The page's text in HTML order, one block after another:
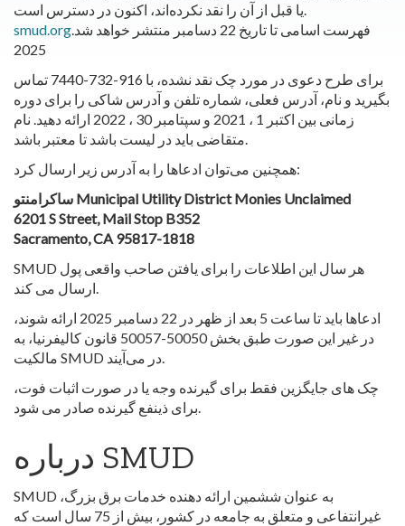
یا قبل از آن را نقد نکرده‌اند، اکنون در دسترس است.
smud.orgفهرست اسامی تا تاریخ 22 دسامبر منتشر خواهد شد.
2025
برای طرح دعوی در مورد چک نقد نشده، با 916-732-7440 تماس
بگیرید و نام، آدرس فعلی، شماره تلفن و آدرس شاکی را برای دوره
زمانی بین اکتبر 1 ، 2021 و سپتامبر 30 ، 2022 ارائه دهید. نام
متقاضی باید در لیست باشد تا معتبر باشد.
همچنین می‌توان ادعاها را به آدرس زیر ارسال کرد:
ساکرامنتو Municipal Utility District Monies Unclaimed
6201 S Street, Mail Stop B352
Sacramento, CA 95817-1818
SMUD هر سال این اطلاعات را برای یافتن صاحب واقعی پول
ارسال می کند.
ادعاها باید تا ساعت 5 بعد از ظهر در 22 دسامبر 2025 ارائه شوند،
در غیر این صورت طبق بخش 50050-50057 قانون کالیفرنیا، به
مالکیت SMUD در می‌آیند.
چک های جایگزین فقط برای گیرنده وجه یا در صورت اثبات فوت،
برای ذینفع گیرنده صادر می شود.
درباره SMUD
SMUD به عنوان ششمین ارائه دهنده خدمات برق بزرگ،
غیرانتفاعی و متعلق به جامعه در کشور، بیش از 75 سال است که